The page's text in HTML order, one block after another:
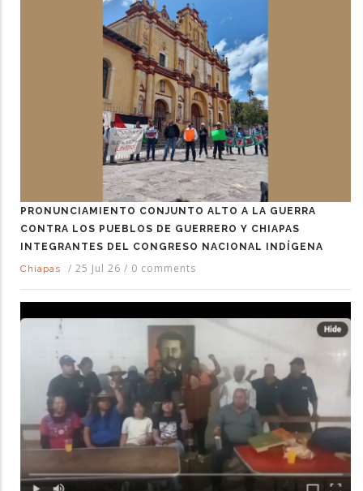
PRONUNCIAMIENTO CONJUNTO ALTO A LA GUERRA
CONTRA LOS PUEBLOS DE GUERRERO Y CHIAPAS
INTEGRANTES DEL CONGRESO NACIONAL INDÍGENA
Chiapas
/ 25 Jul 26 / 0 comments